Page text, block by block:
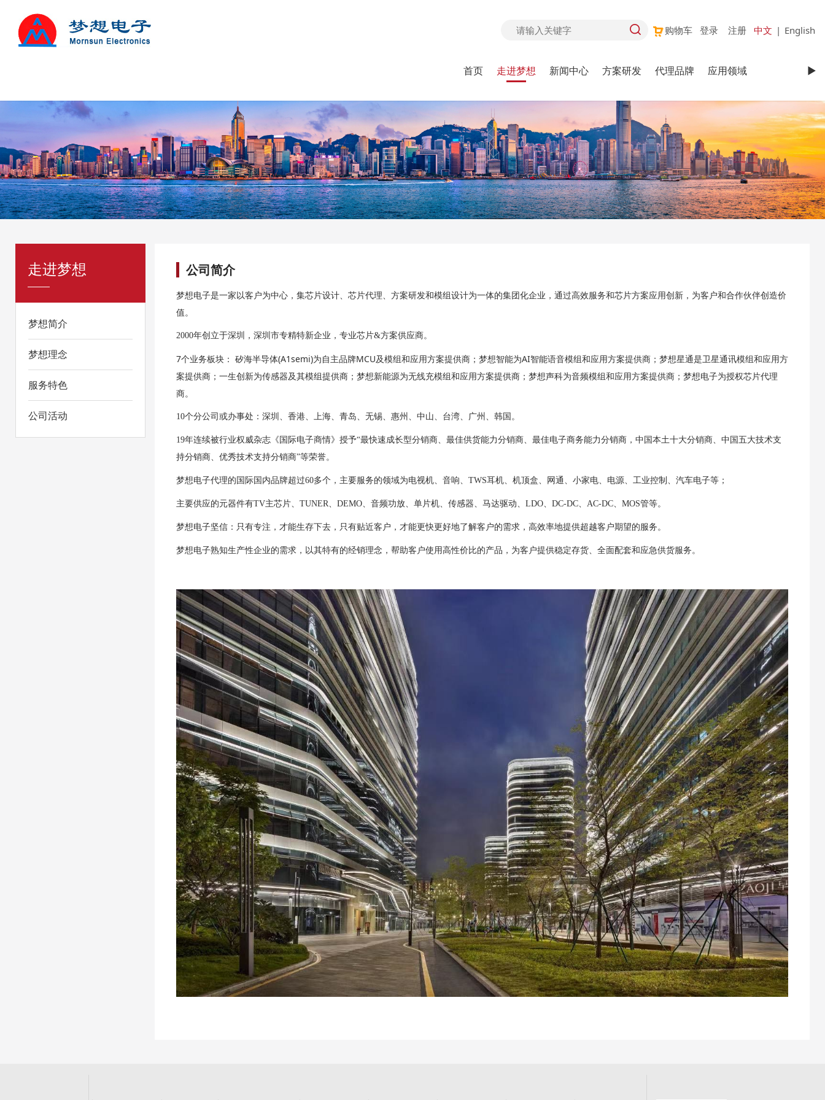
中文 | English
登录 注册
购物车
首页 走进梦想 新闻中心 方案研发 代理品牌 应用领域 ►
走进梦想
梦想简介
梦想理念
服务特色
公司活动
公司简介
梦想电子是一家以客户为中心，集芯片设计、芯片代理、方案研发和模组设计为一体的集团化企业，通过高效服务和芯片方案应用创新，为客户和合作伙伴创造价
值。
2000年创立于深圳，深圳市专精特新企业，专业芯片&方案供应商。
7个业务板块： 矽海半导体(A1semi)为自主品牌MCU及模组和应用方案提供商；梦想智能为AI智能语音模组和应用方案提供商；梦想星通是卫星通讯模组和应用方
案提供商；一生创新为传感器及其模组提供商；梦想新能源为无线充模组和应用方案提供商 ；梦想声科为音频模组和应用方案提供商 ；梦想电子为授权芯片代理
商。
10个分公司或办事处：深圳、香港、上海、青岛、无锡、惠州、中山、台湾、广州、韩国。
19年连续被行业权威杂志《国际电子商情》授予“最快速成长型分销商、最佳供货能力分销商、最佳电子商务能力分销商，中国本土十大分销商、中国五大技术支
持分销商、优秀技术支持分销商”等荣誉。
梦想电子代理的国际国内品牌超过60多个，主要服务的领域为电视机、音响、TWS耳机、机顶盒、网通、小家电、电源、工业控制、汽车电子等；
主要供应的元器件有TV主芯片、TUNER、DEMO、音频功放、单片机、传感器、马达驱动、LDO、DC-DC、AC-DC、MOS管等。
梦想电子坚信：只有专注，才能生存下去，只有贴近客户，才能更快更好地了解客户的需求，高效率地提供超越客户期望的服务。
梦想电子熟知生产性企业的需求，以其特有的经销理念，帮助客户使用高性价比的产品，为客户提供稳定存货、全面配套和应急供货服务。